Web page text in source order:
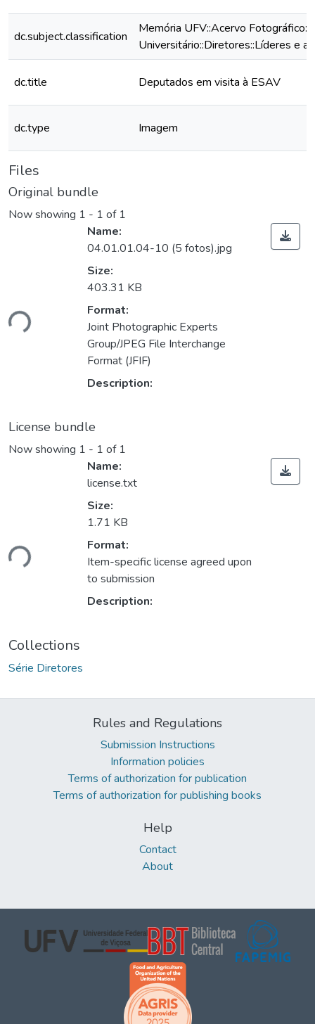
dc.subject.classification
Memória UFV::Acervo
Universitário::Diretores::Líderes e
dc.title Deputados em visita à ESAV
dc.type Imagem
Files
Original bundle
Now showing 1 - 1 of 1
Name:
04.01.01.04-10 (5 fotos).jpg
Size:
403.31 KB
Format:
Joint Photographic Experts
Group/JPEG File Interchange
Format (JFIF)
Description:
License bundle
Now showing 1 - 1 of 1
Name:
license.txt
Size:
1.71 KB
Format:
Item-specific license agreed upon
to submission
Description:
Collections
Série Diretores
Rules and Regulations
Submission Instructions
Information policies
Terms of authorization for publication
Terms of authorization for publishing books
Help
Contact
About